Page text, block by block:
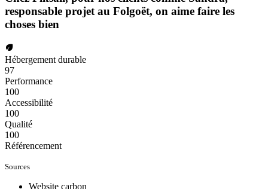
responsable projet au Folgoët, on aime faire les
choses bien
Hébergement durable
97
Performance
100
Accessibilité
100
Qualité
100
Référencement
Sources
Website carbon